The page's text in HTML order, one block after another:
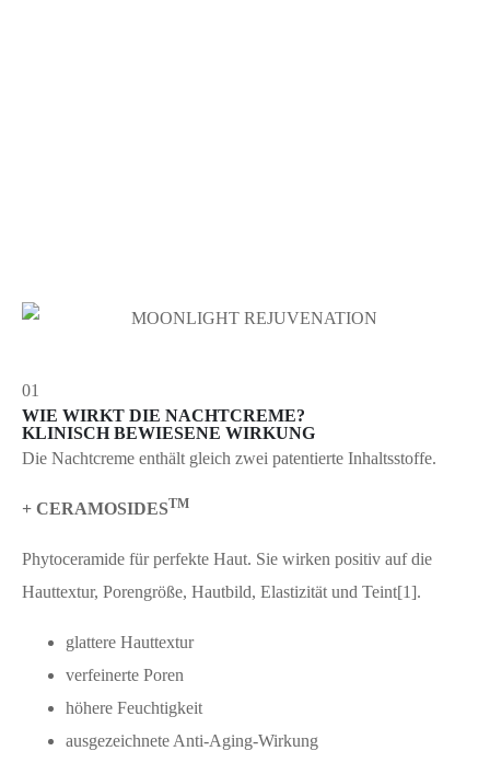
01
WIE WIRKT DIE NACHTCREME?
KLINISCH BEWIESENE WIRKUNG
Die Nachtcreme enthält gleich zwei patentierte Inhaltsstoffe.
+ CERAMOSIDESTM
Phytoceramide für perfekte Haut. Sie wirken positiv auf die
Hauttextur, Porengröße, Hautbild, Elastizität und Teint[1].
glattere Hauttextur
verfeinerte Poren
höhere Feuchtigkeit
ausgezeichnete Anti-Aging-Wirkung